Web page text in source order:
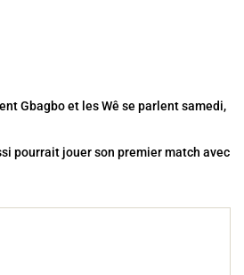
Gbagbo et les Wê se parlent samedi,
pourrait jouer son premier match avec